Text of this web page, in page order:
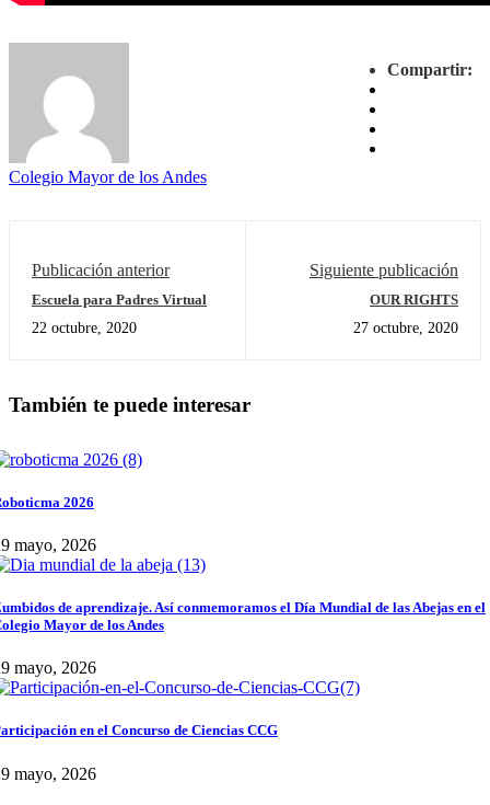
Compartir:
Colegio Mayor de los Andes
Publicación anterior
Escuela para Padres Virtual
22 octubre, 2020
Siguiente publicación
OUR RIGHTS
27 octubre, 2020
También te puede interesar
2026
mayo, 2026
de aprendizaje. Así conmemoramos el Día Mundial de las Abejas en el
Mayor de los Andes
mayo, 2026
en el Concurso de Ciencias CCG
mayo, 2026